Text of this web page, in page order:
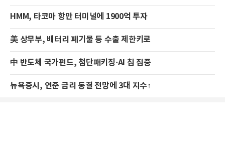
HMM, 타코마 항만 터미널에 1900억 투자
美 상무부, 배터리 폐기물 등 수출 제한키로
中 반도체 국가펀드, 첨단패키징·AI 칩 집중
뉴욕증시, 연준 금리 동결 전망에 3대 지수↑